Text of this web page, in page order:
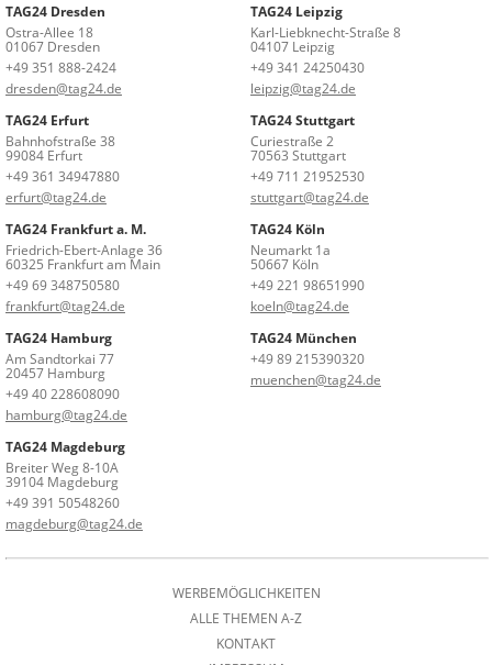
TAG24 Dresden
Ostra-Allee 18
01067 Dresden
+49 351 888-2424
dresden@tag24.de
TAG24 Leipzig
Karl-Liebknecht-Straße 8
04107 Leipzig
+49 341 24250430
leipzig@tag24.de
TAG24 Erfurt
Bahnhofstraße 38
99084 Erfurt
+49 361 34947880
erfurt@tag24.de
TAG24 Stuttgart
Curiestraße 2
70563 Stuttgart
+49 711 21952530
stuttgart@tag24.de
TAG24 Frankfurt a. M.
Friedrich-Ebert-Anlage 36
60325 Frankfurt am Main
+49 69 348750580
frankfurt@tag24.de
TAG24 Köln
Neumarkt 1a
50667 Köln
+49 221 98651990
koeln@tag24.de
TAG24 Hamburg
Am Sandtorkai 77
20457 Hamburg
+49 40 228608090
hamburg@tag24.de
TAG24 München
+49 89 215390320
muenchen@tag24.de
TAG24 Magdeburg
Breiter Weg 8-10A
39104 Magdeburg
+49 391 50548260
magdeburg@tag24.de
WERBEMÖGLICHKEITEN
ALLE THEMEN A-Z
KONTAKT